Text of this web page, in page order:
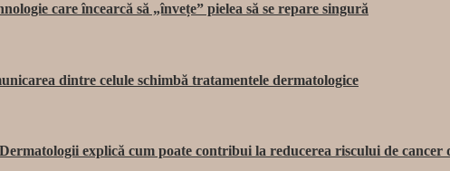
care încearcă să „învețe” pielea să se repare singură
dintre celule schimbă tratamentele dermatologice
explică cum poate contribui la reducerea riscului de cancer